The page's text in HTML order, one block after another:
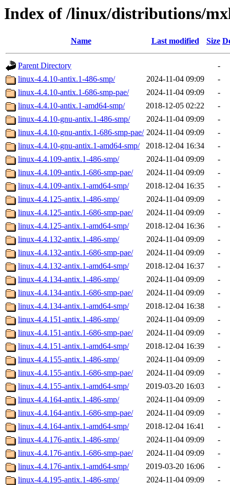
Index of /linux/distributions/
Name Last modified Size
Parent Directory
-
linux-4.4.10-antix.1-486-smp/
2024-11-04 09:09
-
linux-4.4.10-antix.1-686-smp-pae/
2024-11-04 09:09
-
linux-4.4.10-antix.1-amd64-smp/
2018-12-05 02:22
-
linux-4.4.10-gnu-antix.1-486-smp/
2024-11-04 09:09
-
linux-4.4.10-gnu-antix.1-686-smp-pae/ 2024-11-04 09:09
-
linux-4.4.10-gnu-antix.1-amd64-smp/
2018-12-04 16:34
-
linux-4.4.109-antix.1-486-smp/
2024-11-04 09:09
-
linux-4.4.109-antix.1-686-smp-pae/
2024-11-04 09:09
-
linux-4.4.109-antix.1-amd64-smp/
2018-12-04 16:35
-
linux-4.4.125-antix.1-486-smp/
2024-11-04 09:09
-
linux-4.4.125-antix.1-686-smp-pae/
2024-11-04 09:09
-
linux-4.4.125-antix.1-amd64-smp/
2018-12-04 16:36
-
linux-4.4.132-antix.1-486-smp/
2024-11-04 09:09
-
linux-4.4.132-antix.1-686-smp-pae/
2024-11-04 09:09
-
linux-4.4.132-antix.1-amd64-smp/
2018-12-04 16:37
-
linux-4.4.134-antix.1-486-smp/
2024-11-04 09:09
-
linux-4.4.134-antix.1-686-smp-pae/
2024-11-04 09:09
-
linux-4.4.134-antix.1-amd64-smp/
2018-12-04 16:38
-
linux-4.4.151-antix.1-486-smp/
2024-11-04 09:09
-
linux-4.4.151-antix.1-686-smp-pae/
2024-11-04 09:09
-
linux-4.4.151-antix.1-amd64-smp/
2018-12-04 16:39
-
linux-4.4.155-antix.1-486-smp/
2024-11-04 09:09
-
linux-4.4.155-antix.1-686-smp-pae/
2024-11-04 09:09
-
linux-4.4.155-antix.1-amd64-smp/
2019-03-20 16:03
-
linux-4.4.164-antix.1-486-smp/
2024-11-04 09:09
-
linux-4.4.164-antix.1-686-smp-pae/
2024-11-04 09:09
-
linux-4.4.164-antix.1-amd64-smp/
2018-12-04 16:41
-
linux-4.4.176-antix.1-486-smp/
2024-11-04 09:09
-
linux-4.4.176-antix.1-686-smp-pae/
2024-11-04 09:09
-
linux-4.4.176-antix.1-amd64-smp/
2019-03-20 16:06
-
linux-4.4.195-antix.1-486-smp/
2024-11-04 09:09
-